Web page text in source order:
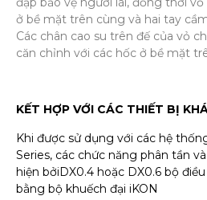
ở bề mặt trên cùng và hai tay
Các chân cao su trên đế của vỏ
căn chỉnh với các hốc ở bề mặt
KẾT HỢP VỚI CÁC THIẾT BỊ
Khi được sử dụng với các hệ
Series, các chức năng phân tần
hiện bởiDX0.4 hoặc DX0.6 bộ
bằng bộ khuếch đại iKON